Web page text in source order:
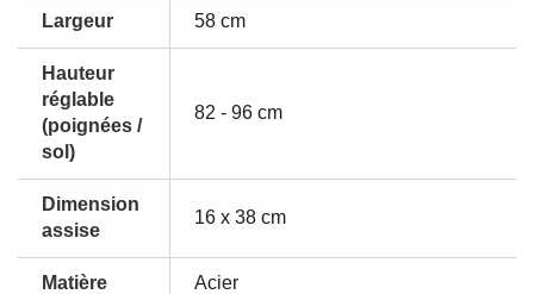
Largeur 58 cm
Hauteur
réglable
(poignées /
sol)
82 - 96 cm
Dimension
assise
16 x 38 cm
Matière Acier